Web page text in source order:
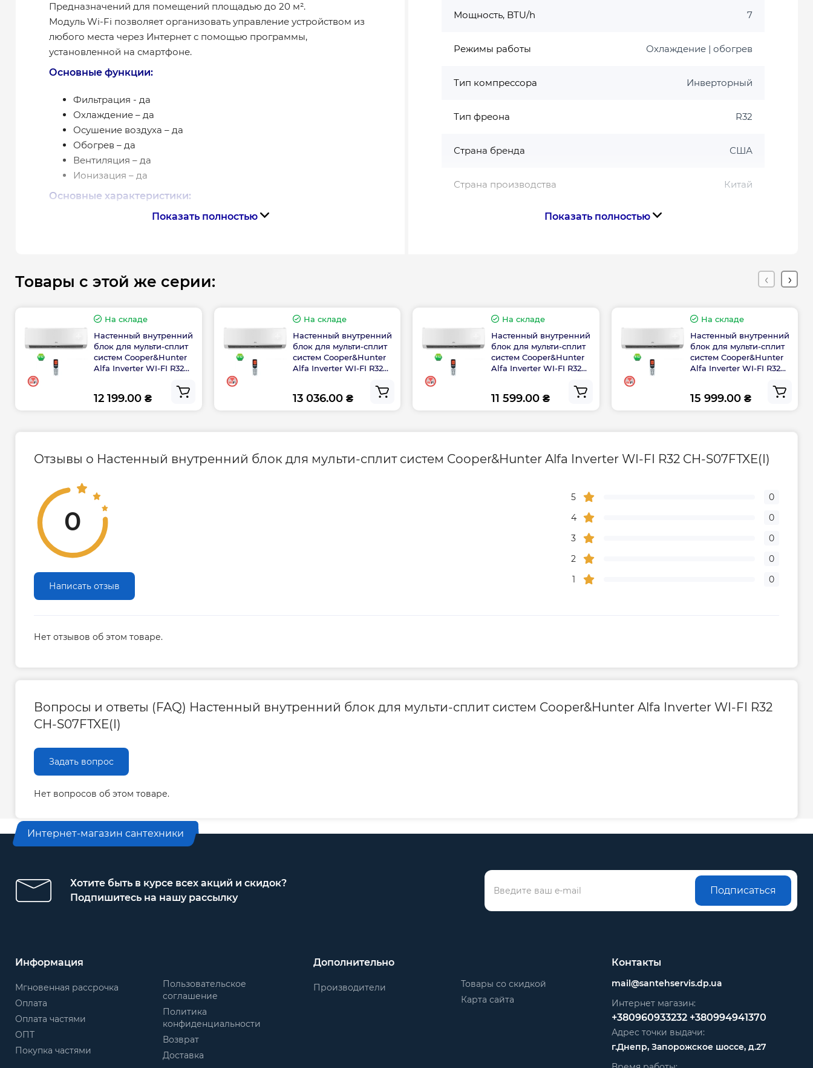
Предназначений для помещений площадью до 20 м².
Модуль Wi-Fi позволяет организовать управление устройством из
любого места через Интернет с помощью программы,
установленной на смартфоне.
Основные функции:
Фильтрация - да
Охлаждение – да
Осушение воздуха – да
Обогрев – да
Вентиляция – да
Ионизация – да
Основные характеристики:
Тип фреона (хладагент) – R32
Производительность обогрева, кВт – 2,30
Дополнительная информация:
Диапазон наружных температур на обогрев – от -15ºС
Диапазон наружных температур на охлаждение – до +48ºС
Режим сна – да
Гарантия производителя на внутренний блок для мульти-
Гарантия 2 года
Показать полностью
Мощность, BTU/h 7
Режимы работы Охлаждение | обогрев
Тип компрессора Инверторный
Тип фреона R32
Страна бренда США
Страна производства Китай
Показать полностью
Товары с этой же серии:
На складе
Настенный внутренний
блок для мульти-сплит
систем Cooper&Hunter
Alfa Inverter WI-FI R32
12 199.00 ₴
На складе
Настенный внутренний
блок для мульти-сплит
систем Cooper&Hunter
Alfa Inverter WI-FI R32
13 036.00 ₴
На складе
Настенный внутренний
блок для мульти-сплит
систем Cooper&Hunter
Alfa Inverter WI-FI R32
11 599.00 ₴
На складе
Настенный внутренний
блок для мульти-сплит
систем Cooper&Hunter
Alfa Inverter WI-FI R32
15 999.00 ₴
Отзывы о Настенный внутренний блок для мульти-сплит систем Cooper&Hunter Alfa Inverter WI-FI R32 CH-S07FTXE(I)
0
Написать отзыв
5
0
4
0
3
0
2
0
1
0
Нет отзывов об этом товаре.
Вопросы и ответы (FAQ) Настенный внутренний блок для мульти-сплит систем Cooper&Hunter Alfa Inverter WI-FI R32
CH-S07FTXE(I)
Задать вопрос
Нет вопросов об этом товаре.
Интернет-магазин сантехники
Хотите быть в курсе всех акций и скидок?
Подпишитесь на нашу рассылку
Подписаться
Информация
Мгновенная рассрочка
Оплата
Оплата частями
ОПТ
Покупка частями
Пользовательское
соглашение
Политика
конфиденциальности
Возврат
Доставка
Дополнительно
Производители
Товары со скидкой
Карта сайта
Контакты
mail@santehservis.dp.ua
Интернет магазин:
+380960933232 +380994941370
Адрес точки выдачи:
г.Днепр, Запорожское шоссе, д.27